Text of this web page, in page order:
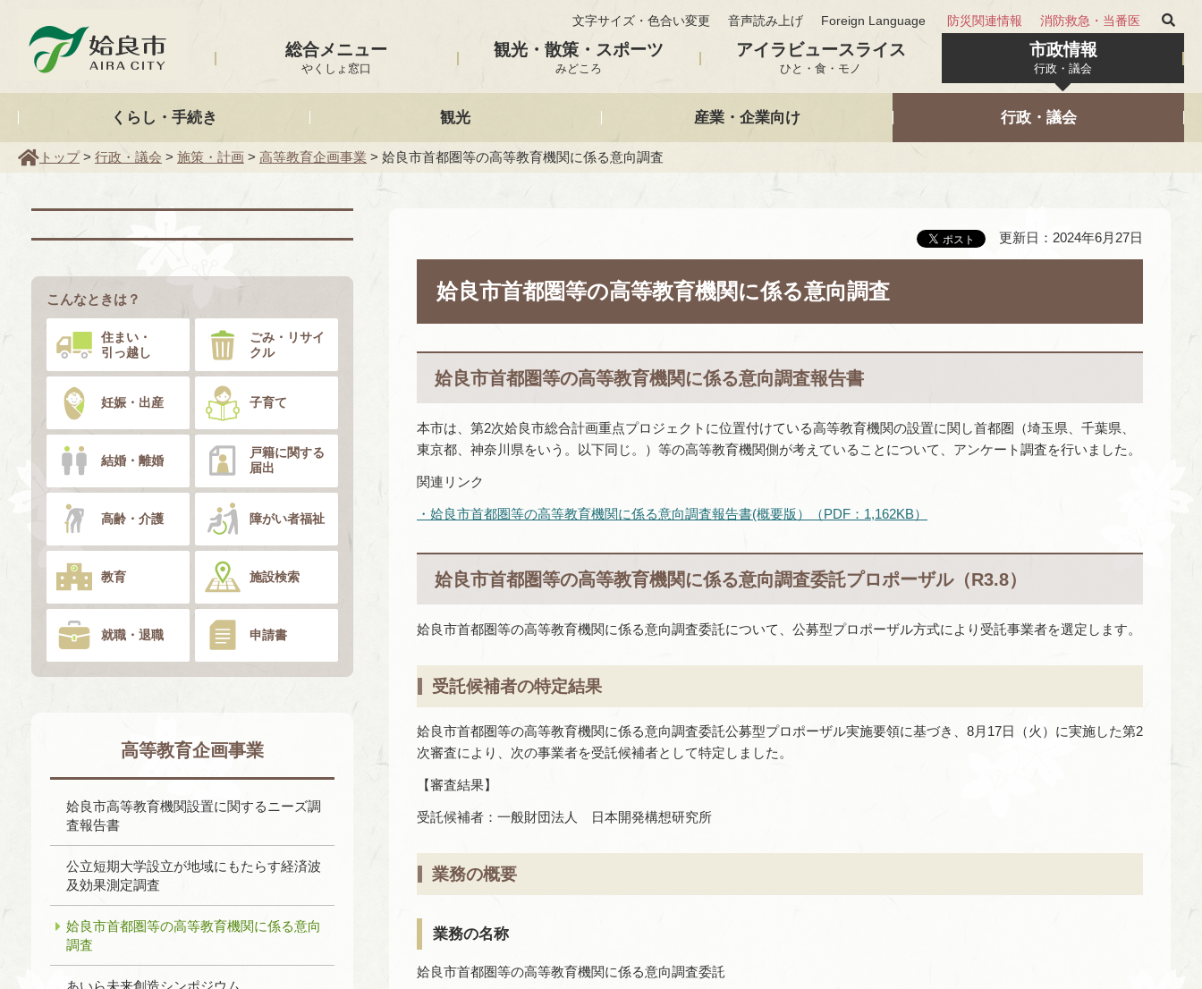
文字サイズ・色合い変更 音声読み上げ Foreign Language 防災関連情報 消防救急・当番医
総合メニュー
やくしょ窓口
観光・散策・スポーツ
みどころ
アイラビュースライス
ひと・食・モノ
市政情報
行政・議会
くらし・手続き 観光 産業・企業向け 行政・議会
トップ> 行政・議会 > 施策・計画 > 高等教育企画事業 > 姶良市首都圏等の高等教育機関に係る意向調査
こんなときは？
住まい・
引っ越し
ごみ・リサイ
クル
妊娠・出産 子育て
結婚・離婚
戸籍に関する
届出
高齢・介護 障がい者福祉
教育 施設検索
就職・退職 申請書
高等教育企画事業
姶良市高等教育機関設置に関するニーズ調
査報告書
公立短期大学設立が地域にもたらす経済波
及効果測定調査
姶良市首都圏等の高等教育機関に係る意向
調査
更新日：2024年6月27日
姶良市首都圏等の高等教育機関に係る意向調査
姶良市首都圏等の高等教育機関に係る意向調査報告書
本市は、第2次姶良市総合計画重点プロジェクトに位置付けている高等教育機関の設置に関し首都圏（埼玉県、千葉県、
東京都、神奈川県をいう。以下同じ。）等の高等教育機関側が考えていることについて、アンケート調査を行いました。
関連リンク
・姶良市首都圏等の高等教育機関に係る意向調査報告書(概要版）（PDF：1,162KB）
姶良市首都圏等の高等教育機関に係る意向調査委託プロポーザル（R3.8）
姶良市首都圏等の高等教育機関に係る意向調査委託について、公募型プロポーザル方式により受託事業者を選定します。
受託候補者の特定結果
姶良市首都圏等の高等教育機関に係る意向調査委託公募型プロポーザル実施要領に基づき、8月17日（火）に実施した第2
次審査により、次の事業者を受託候補者として特定しました。
【審査結果】
受託候補者：一般財団法人 日本開発構想研究所
業務の概要
業務の名称
姶良市首都圏等の高等教育機関に係る意向調査委託